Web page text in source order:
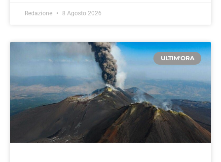
Redazione 8 Agosto 2026
ULTIM'ORA